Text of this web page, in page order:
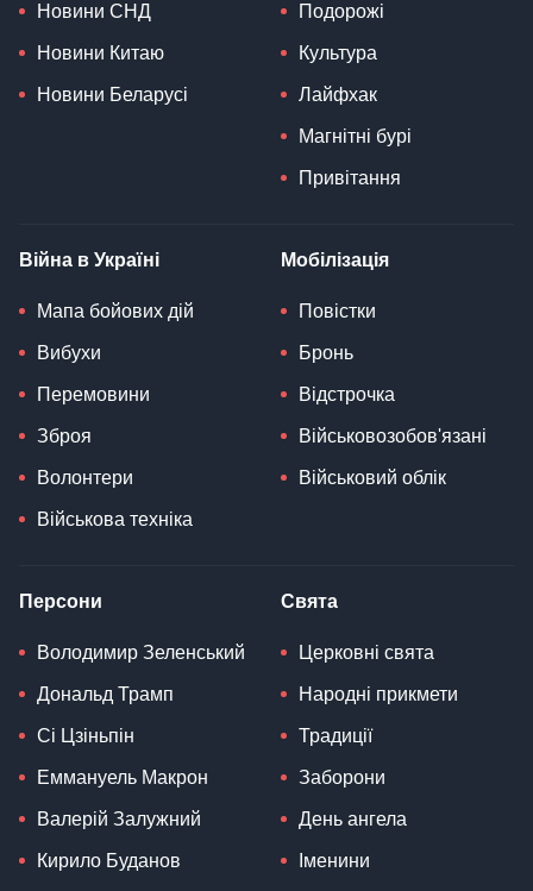
Новини СНД
Новини Китаю
Новини Беларусі
Подорожі
Культура
Лайфхак
Магнітні бурі
Привітання
Війна в Україні
Мапа бойових дій
Вибухи
Перемовини
Зброя
Волонтери
Військова техніка
Мобілізація
Повістки
Бронь
Відстрочка
Військовозобов'язані
Військовий облік
Персони
Володимир Зеленський
Дональд Трамп
Сі Цзіньпін
Еммануель Макрон
Валерій Залужний
Кирило Буданов
Свята
Церковні свята
Народні прикмети
Традиції
Заборони
День ангела
Іменини